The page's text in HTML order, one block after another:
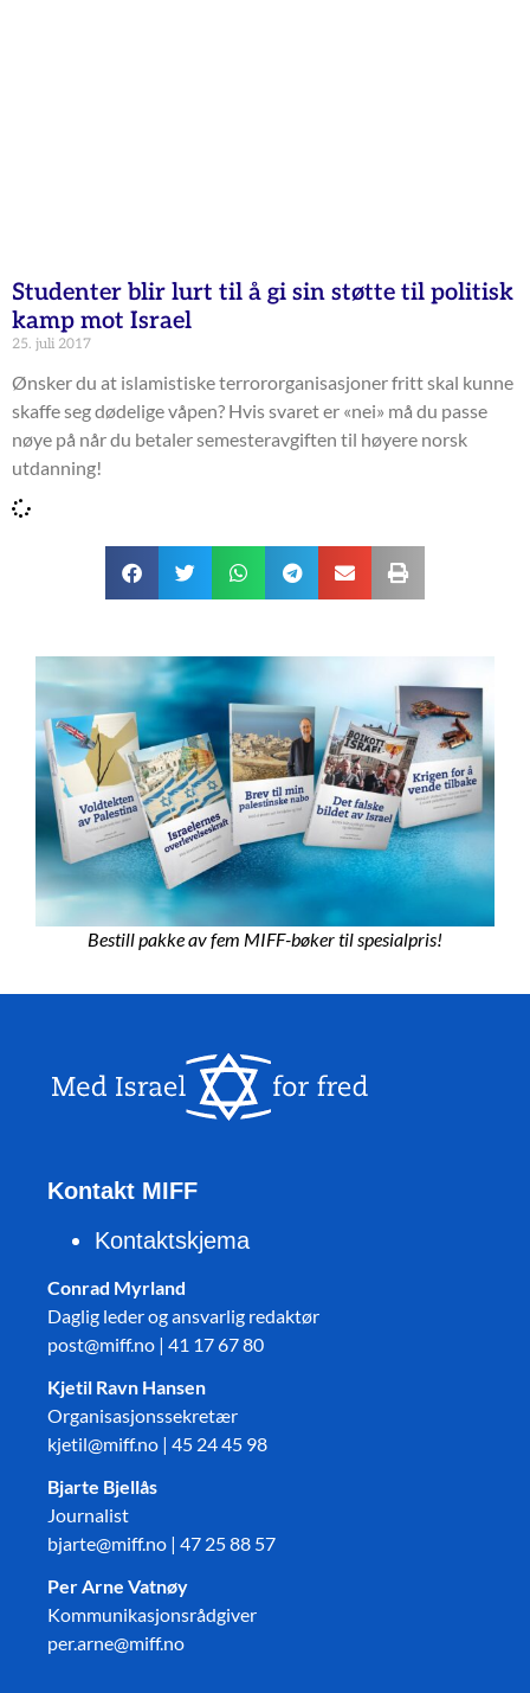
Studenter blir lurt til å gi sin støtte til politisk
kamp mot Israel
25. juli 2017
Ønsker du at islamistiske terrororganisasjoner fritt skal kunne
skaffe seg dødelige våpen? Hvis svaret er «nei» må du passe
nøye på når du betaler semesteravgiften til høyere norsk
utdanning!
Bestill pakke av fem MIFF-bøker til spesialpris!
Kontakt MIFF
Kontaktskjema
Conrad Myrland
Daglig leder og ansvarlig redaktør
post@miff.no | 41 17 67 80
Kjetil Ravn Hansen
Organisasjonssekretær
kjetil@miff.no | 45 24 45 98
Bjarte Bjellås
Journalist
bjarte@miff.no | 47 25 88 57
Per Arne Vatnøy
Kommunikasjonsrådgiver
per.arne@miff.no